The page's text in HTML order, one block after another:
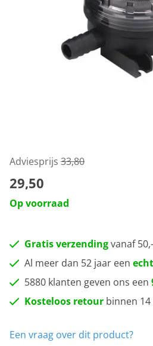
Adviesprijs 33,80
29,50
Op voorraad
Gratis verzendingvanaf 50,-
Al meer dan 52 jaar een
5880 klanten geven ons een
Kosteloos retour binnen 14
Een vraag over dit product?